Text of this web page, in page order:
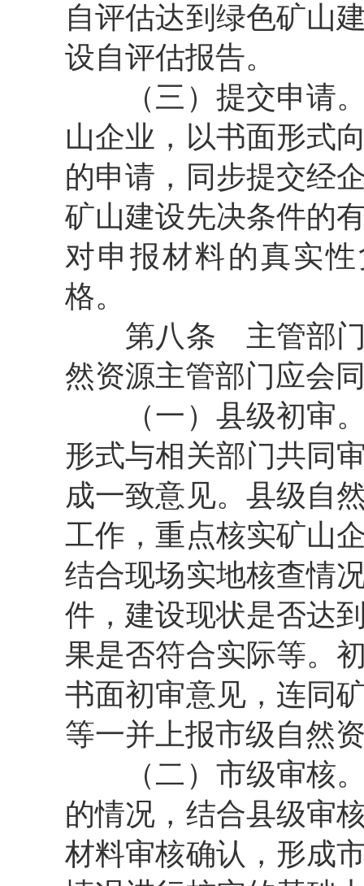
自评估达到绿色矿山
设自评估报告。
（三）提交申请
山企业，以书面形式
的申请，同步提交经
矿山建设先决条件的
对申报材料的真实
格。
第八条 主管部
然资源主管部门应会
（一）县级初审
形式与相关部门共同
成一致意见。县级自
工作，重点核实矿山
结合现场实地核查情
件，建设现状是否达
果是否符合实际等。
书面初审意见，连同
等一并上报市级自然
（二）市级审核
的情况，结合县级审
材料审核确认，形成